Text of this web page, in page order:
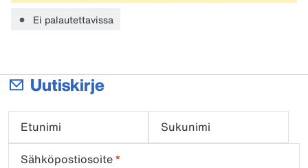
Ei palautettavissa
Uutiskirje
Etunimi
Sukunimi
Sähköpostiosoite*